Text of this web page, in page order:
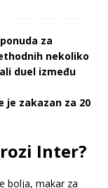
za
nekoliko
duel između
je zakazan za 20
Inter?
bolja, makar za